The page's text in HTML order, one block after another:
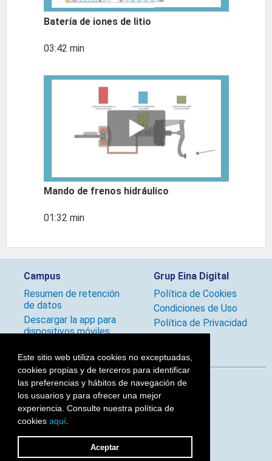
Este sitio web utiliza cookies no exceptuadas,
cookies propias y de terceros para identificar
las preferencias y hábitos de navegación de
los usuarios y para ofrecer una mejor
experiencia. Consulte nuestra política de
cookies aquí.
Aceptar
Batería de iones de litio
03:42 min
Mando de frenos hidráulico
01:32 min
Campus
Resumen de retención
de datos
Descargar la app para
dispositivos móviles
Grup Eina Digital
Política de Cookies
Condiciones de Uso
Política de Privacidad
Síguenos